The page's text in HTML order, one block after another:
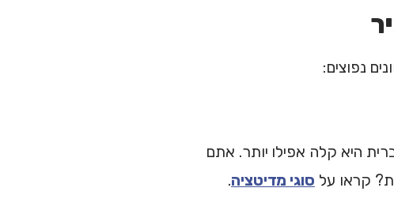
נפוצים:
היא קלה אפילו יותר. אתם
קראו על סוגי מדיטציה.